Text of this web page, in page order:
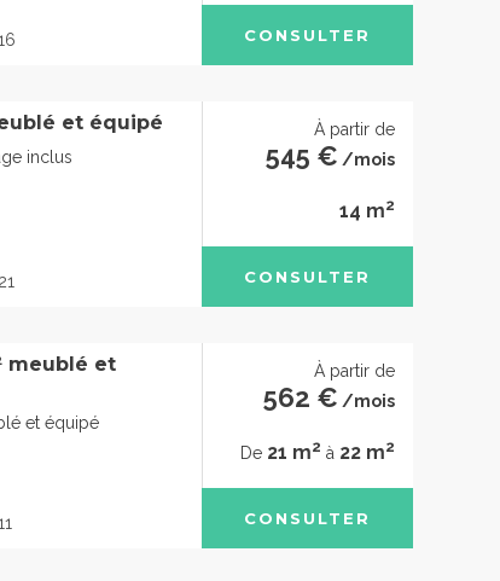
CONSULTER
et équipé
inclus
À partir de
545 € /mois
14 m2
CONSULTER
meublé et
et équipé
À partir de
562 € /mois
De 21 m2 à 22 m2
CONSULTER